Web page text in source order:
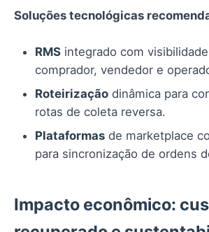
Soluções tecnológicas
RMS integrado com
comprador, vendedor e
Roteirização dinâmica para
rotas de coleta reversa.
Plataformas de marketplace
para sincronização de ordens
Impacto econômico: